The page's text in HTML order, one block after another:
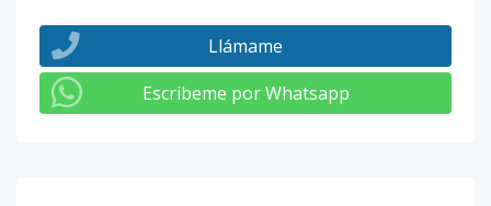
Llámame
Escribeme por Whatsapp